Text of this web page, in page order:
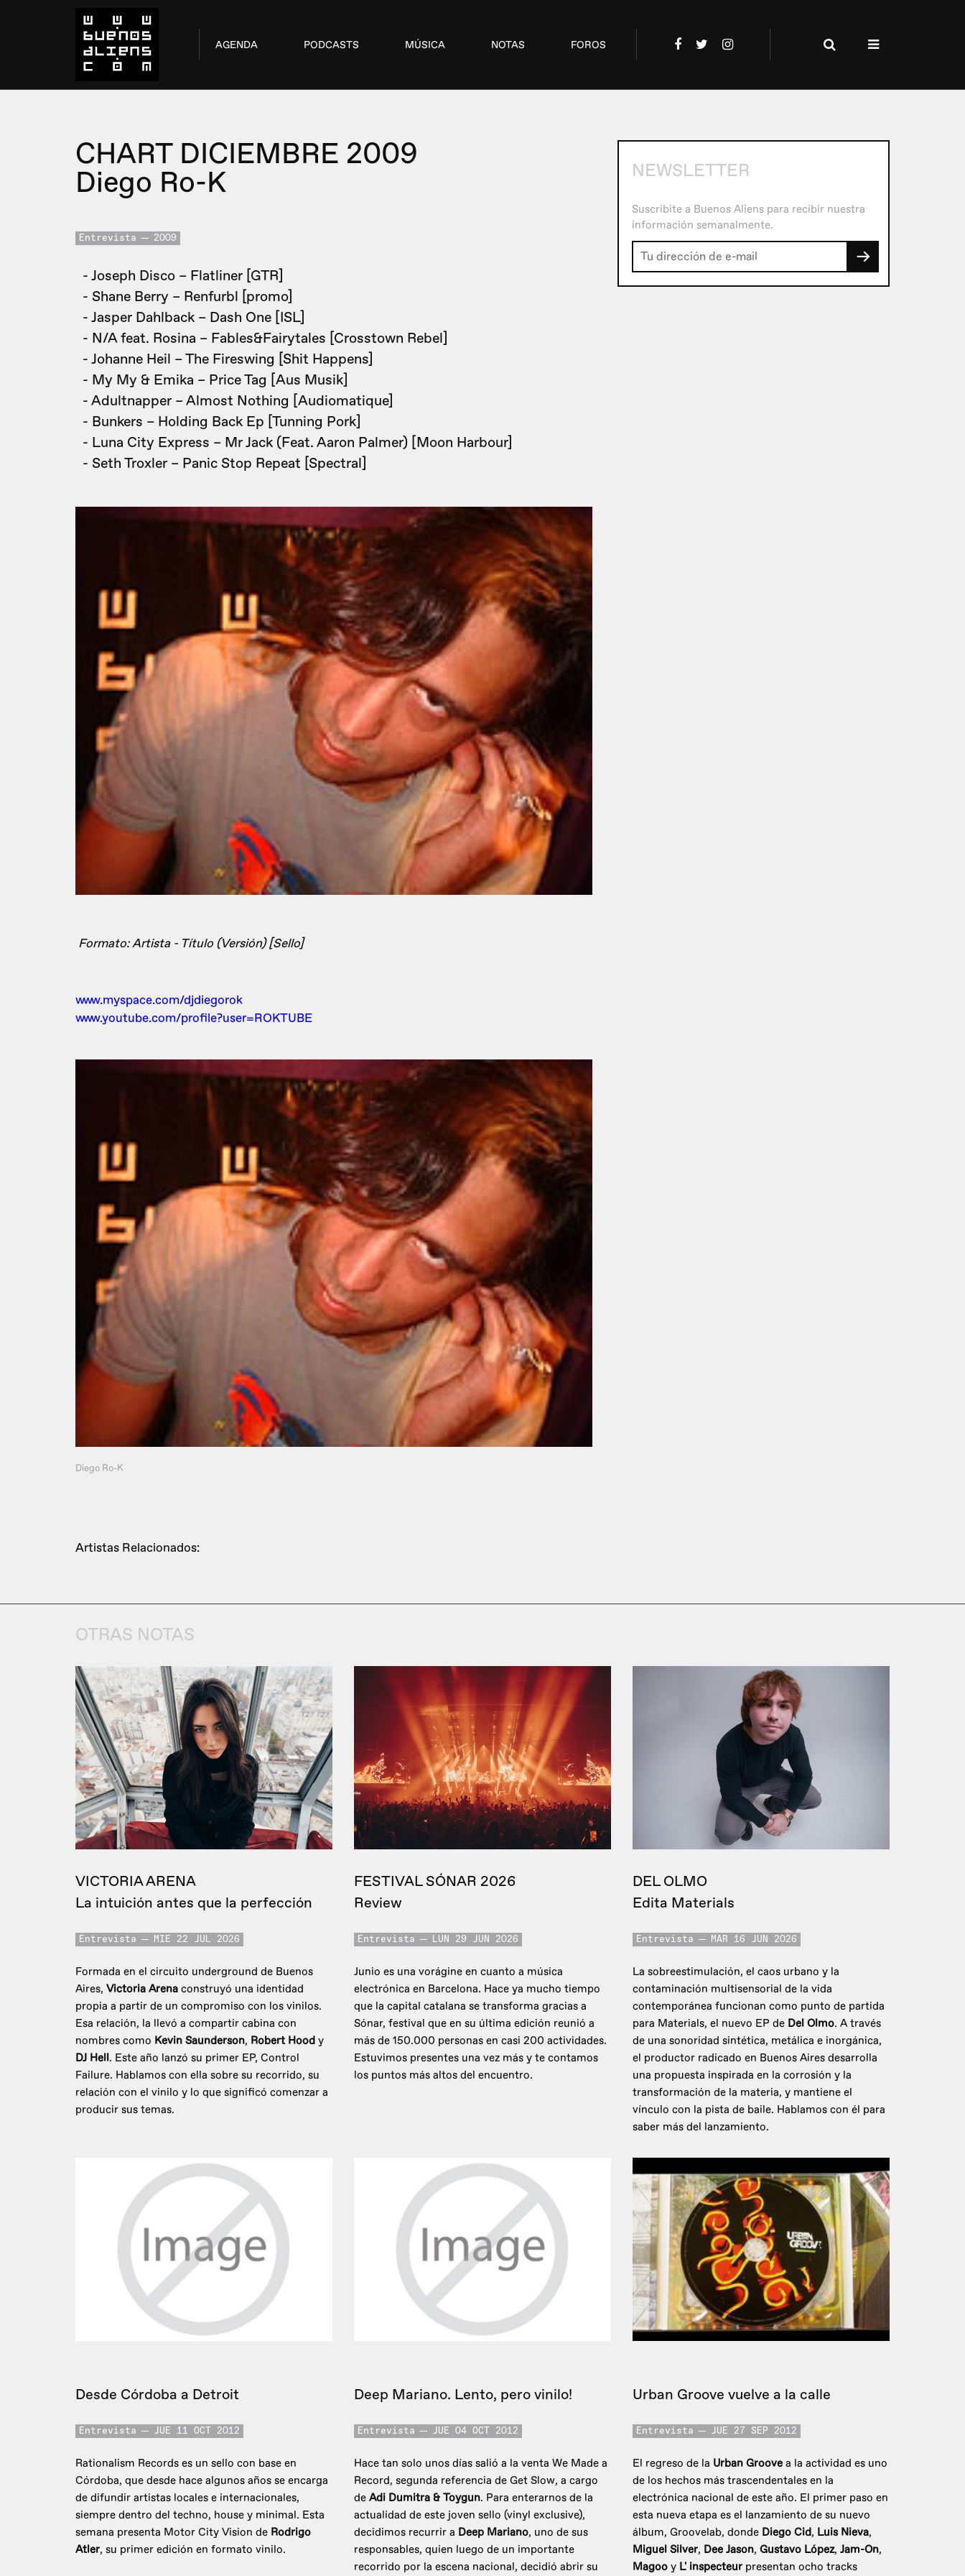
AGENDA PODCASTS MÚSICA NOTAS FOROS
CHART DICIEMBRE 2009
Diego Ro-K
Entrevista 2009
- Joseph Disco – Flatliner [GTR]
- Shane Berry – Renfurbl [promo]
- Jasper Dahlback – Dash One [ISL]
- N/A feat. Rosina – Fables&Fairytales [Crosstown Rebel]
- Johanne Heil – The Fireswing [Shit Happens]
- My My & Emika – Price Tag [Aus Musik]
- Adultnapper – Almost Nothing [Audiomatique]
- Bunkers – Holding Back Ep [Tunning Pork]
- Luna City Express – Mr Jack (Feat. Aaron Palmer) [Moon Harbour]
- Seth Troxler – Panic Stop Repeat [Spectral]
Formato: Artista - Título (Versión) [Sello]
www.myspace.com/djdiegorok
www.youtube.com/profile?user=ROKTUBE
Diego Ro-K
Artistas Relacionados:
NEWSLETTER
Suscribite a Buenos Aliens para recibir nuestra
información semanalmente.
→
OTRAS NOTAS
VICTORIA ARENA
La intuición antes que la perfección
Entrevista MIE 22 JUL 2026
Formada en el circuito underground de Buenos
Aires, Victoria Arena construyó una identidad
propia a partir de un compromiso con los vinilos.
Esa relación, la llevó a compartir cabina con
nombres como Kevin Saunderson, Robert Hood y
DJ Hell. Este año lanzó su primer EP, Control
Failure. Hablamos con ella sobre su recorrido, su
relación con el vinilo y lo que significó comenzar a
producir sus temas.
FESTIVAL SÓNAR 2026
Review
Entrevista LUN 29 JUN 2026
Junio es una vorágine en cuanto a música
electrónica en Barcelona. Hace ya mucho tiempo
que la capital catalana se transforma gracias a
Sónar, festival que en su última edición reunió a
más de 150.000 personas en casi 200 actividades.
Estuvimos presentes una vez más y te contamos
los puntos más altos del encuentro.
DEL OLMO
Edita Materials
Entrevista MAR 16 JUN 2026
La sobreestimulación, el caos urbano y la
contaminación multisensorial de la vida
contemporánea funcionan como punto de partida
para Materials, el nuevo EP de Del Olmo. A través
de una sonoridad sintética, metálica e inorgánica,
el productor radicado en Buenos Aires desarrolla
una propuesta inspirada en la corrosión y la
transformación de la materia, y mantiene el
vínculo con la pista de baile. Hablamos con él para
saber más del lanzamiento.
Desde Córdoba a Detroit
Entrevista JUE 11 OCT 2012
Rationalism Records es un sello con base en
Córdoba, que desde hace algunos años se encarga
de difundir artistas locales e internacionales,
siempre dentro del techno, house y minimal. Esta
semana presenta Motor City Vision de Rodrigo
Atler, su primer edición en formato vinilo.
Deep Mariano. Lento, pero vinilo!
Entrevista JUE 04 OCT 2012
Hace tan solo unos días salió a la venta We Made a
Record, segunda referencia de Get Slow, a cargo
de Adi Dumitra & Toygun. Para enterarnos de la
actualidad de este joven sello (vinyl exclusive),
decidimos recurrir a Deep Mariano, uno de sus
responsables, quien luego de un importante
recorrido por la escena nacional, decidió abrir su
Urban Groove vuelve a la calle
Entrevista JUE 27 SEP 2012
El regreso de la Urban Groove a la actividad es uno
de los hechos más trascendentales en la
electrónica nacional de este año. El primer paso en
esta nueva etapa es el lanzamiento de su nuevo
álbum, Groovelab, donde Diego Cid, Luis Nieva,
Miguel Silver, Dee Jason, Gustavo López, Jam-On,
Magoo y L' inspecteur presentan ocho tracks